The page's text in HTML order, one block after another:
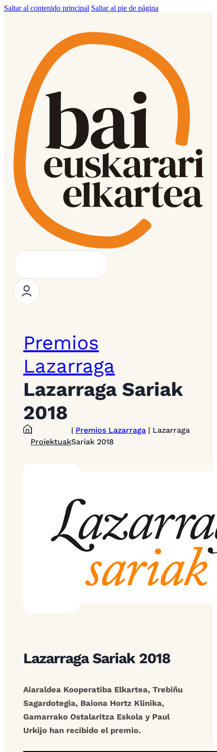
Saltar al contenido principal Saltar al pie de página
Premios
Lazarraga
Lazarraga Sariak
2018
|
Proiektuak
| Premios Lazarraga | Lazarraga
Sariak 2018
Lazarraga Sariak 2018
Aiaraldea Kooperatiba Elkartea, Trebiñu
Sagardotegia, Baiona Hortz Klinika,
Gamarrako Ostalaritza Eskola y Paul
Urkijo han recibido el premio.